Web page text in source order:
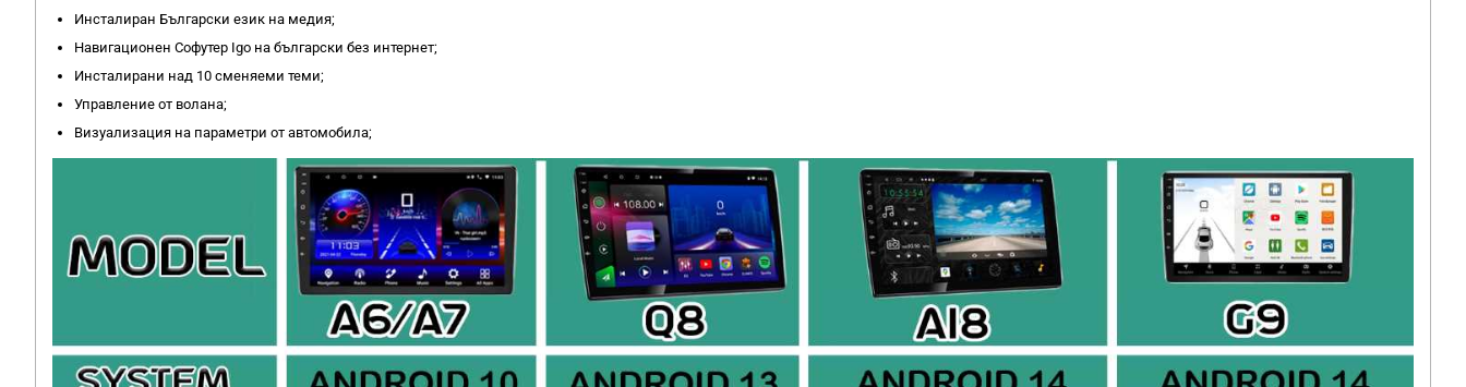
Инсталиран Български език на медия;
Навигационен Софутер Igo на български без интернет;
Инсталирани над 10 сменяеми теми;
Управление от волана;
Визуализация на параметри от автомобила;